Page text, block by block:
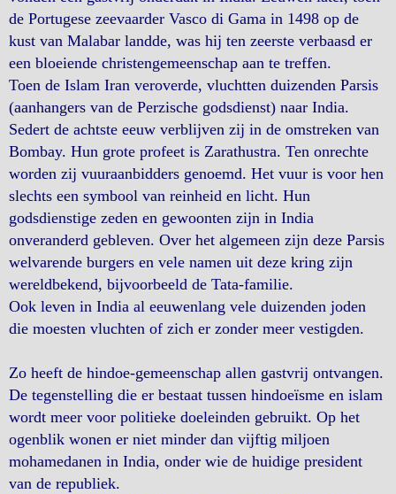
de Portugese zeevaarder Vasco di Gama in 1498 op de
kust van Malabar landde, was hij ten zeerste verbaasd er
een bloeiende christengemeenschap aan te treffen.
Toen de Islam Iran veroverde, vluchtten duizenden Parsis
(aanhangers van de Perzische godsdienst) naar India.
Sedert de achtste eeuw verblijven zij in de omstreken van
Bombay. Hun grote profeet is Zarathustra. Ten onrechte
worden zij vuuraanbidders genoemd. Het vuur is voor hen
slechts een symbool van reinheid en licht. Hun
godsdienstige zeden en gewoonten zijn in India
onveranderd gebleven. Over het algemeen zijn deze Parsis
welvarende burgers en vele namen uit deze kring zijn
wereldbekend, bijvoorbeeld de Tata-familie.
Ook leven in India al eeuwenlang vele duizenden joden
die moesten vluchten of zich er zonder meer vestigden.
Zo heeft de hindoe-gemeenschap allen gastvrij ontvangen.
De tegenstelling die er bestaat tussen hindoeïsme en islam
wordt meer voor politieke doeleinden gebruikt. Op het
ogenblik wonen er niet minder dan vijftig miljoen
mohamedanen in India, onder wie de huidige president
van de republiek.